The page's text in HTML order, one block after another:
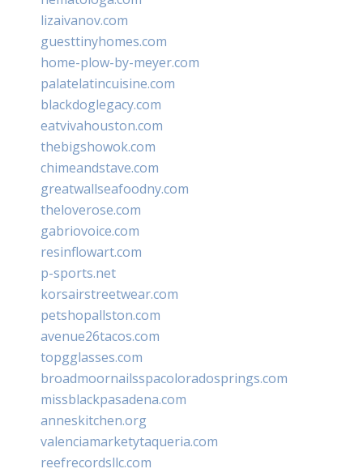
lizaivanov.com
guesttinyhomes.com
home-plow-by-meyer.com
palatelatincuisine.com
blackdoglegacy.com
eatvivahouston.com
thebigshowok.com
chimeandstave.com
greatwallseafoodny.com
theloverose.com
gabriovoice.com
resinflowart.com
p-sports.net
korsairstreetwear.com
petshopallston.com
avenue26tacos.com
topgglasses.com
broadmoornailsspacoloradosprings.com
missblackpasadena.com
anneskitchen.org
valenciamarketytaqueria.com
reefrecordsllc.com